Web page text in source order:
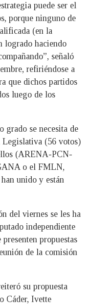
puede ser el
porque ninguno de
(en la
logrado haciendo
señaló
refiriéndose a
que dichos partidos
luego de los
grado se necesita de
Legislativa (56 votos)
(ARENA-PCN-
o el FMLN,
unido y están
del viernes se les ha
independiente
propuestas
de la comisión
su propuesta
Cáder, Ivette